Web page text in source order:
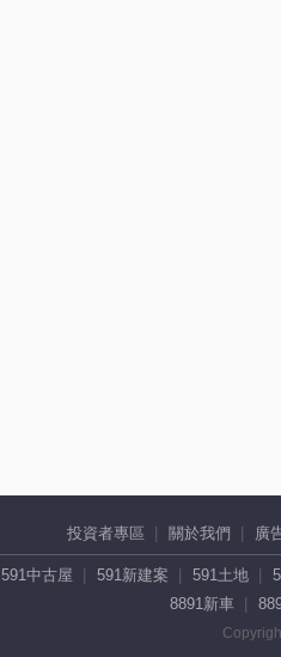
投資者專區 關於我們 廣
591中古屋 591新建案 591土地
8891新車